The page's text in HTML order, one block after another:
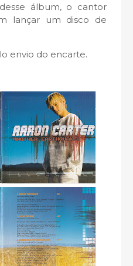
álbum, o cantor
lançar um disco de
envio do encarte.